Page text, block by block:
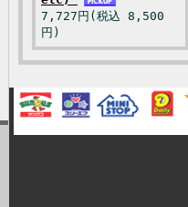
7,727円(税込 8,500
円)